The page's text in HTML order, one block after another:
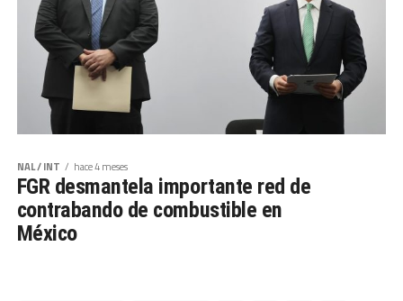
NAL / INT hace 4 meses
FGR desmantela importante red de
contrabando de combustible en
México